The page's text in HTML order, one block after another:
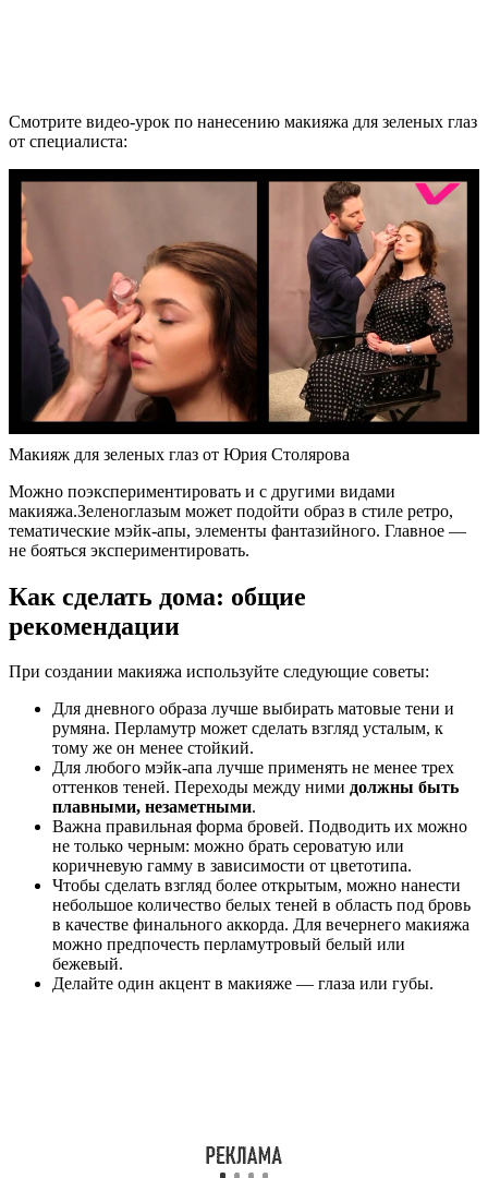
Смотрите видео-урок по нанесению макияжа для зеленых глаз
от специалиста:
Макияж для зеленых глаз от Юрия Столярова
Можно поэкспериментировать и с другими видами
макияжа.Зеленоглазым может подойти образ в стиле ретро,
тематические мэйк-апы, элементы фантазийного. Главное —
не бояться экспериментировать.
Как сделать дома: общие
рекомендации
При создании макияжа используйте следующие советы:
Для дневного образа лучше выбирать матовые тени и
румяна. Перламутр может сделать взгляд усталым, к
тому же он менее стойкий.
Для любого мэйк-апа лучше применять не менее трех
оттенков теней. Переходы между ними должны быть
плавными, незаметными.
Важна правильная форма бровей. Подводить их можно
не только черным: можно брать сероватую или
коричневую гамму в зависимости от цветотипа.
Чтобы сделать взгляд более открытым, можно нанести
небольшое количество белых теней в область под бровь
в качестве финального аккорда. Для вечернего макияжа
можно предпочесть перламутровый белый или
бежевый.
Делайте один акцент в макияже — глаза или губы.